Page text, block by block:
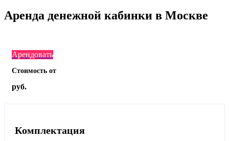
Аренда денежной кабинки в Москве
Арендовать
Стоимость от
руб.
Комплектация